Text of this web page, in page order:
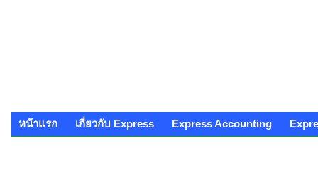
หน้าแรก เกี่ยวกับ Express Express Accounting